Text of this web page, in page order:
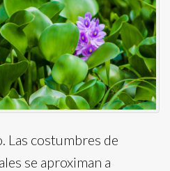
Las costumbres de
se aproximan a